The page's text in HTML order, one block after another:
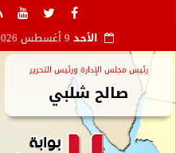
الأحد
رئيس مجلس الإدارة ورئيس التحرير
صالح شلبي